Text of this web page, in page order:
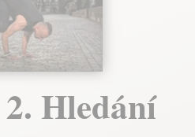
Hledání